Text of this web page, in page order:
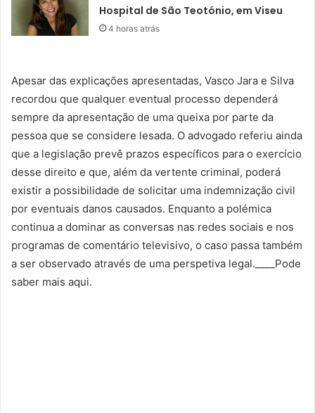
Hospital de São Teotónio, em Viseu
4 horas atrás
Apesar das explicações apresentadas, Vasco Jara e Silva
recordou que qualquer eventual processo dependerá
sempre da apresentação de uma queixa por parte da
pessoa que se considere lesada. O advogado referiu ainda
que a legislação prevê prazos específicos para o exercício
desse direito e que, além da vertente criminal, poderá
existir a possibilidade de solicitar uma indemnização civil
por eventuais danos causados. Enquanto a polémica
continua a dominar as conversas nas redes sociais e nos
programas de comentário televisivo, o caso passa também
a ser observado através de uma perspetiva legal.____Pode
saber mais aqui.